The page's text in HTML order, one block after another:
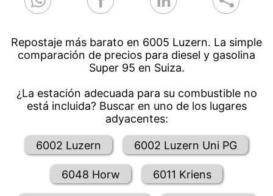
Repostaje más barato en 6005 Luzern. La simple
comparación de precios para diesel y gasolina
Super 95 en Suiza.
¿La estación adecuada para su combustible no
está incluida? Buscar en uno de los lugares
adyacentes:
6002 Luzern 6002 Luzern Uni PG
6048 Horw 6011 Kriens